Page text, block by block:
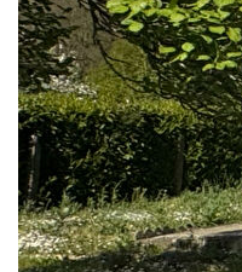
pavillon, situé proche
lumineux avec vue sur le
aménagée, salle, 3
grenier aménageable
atelier. A découvrir !
Les informations sur les
exposé sont disponibles
www.georisques.gouv.fr